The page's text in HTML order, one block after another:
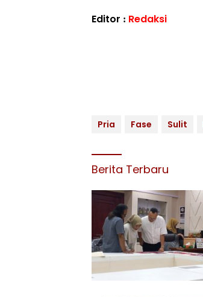
Editor : Redaksi
Pria Fase Sulit
Berita Terbaru